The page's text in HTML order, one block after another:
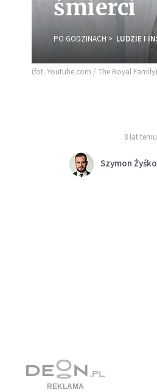
śmierci
PO GODZINACH LUDZIE I
(fot. Youtube.com / The Royal Family)
8 lat temu
Szymon Żyśko